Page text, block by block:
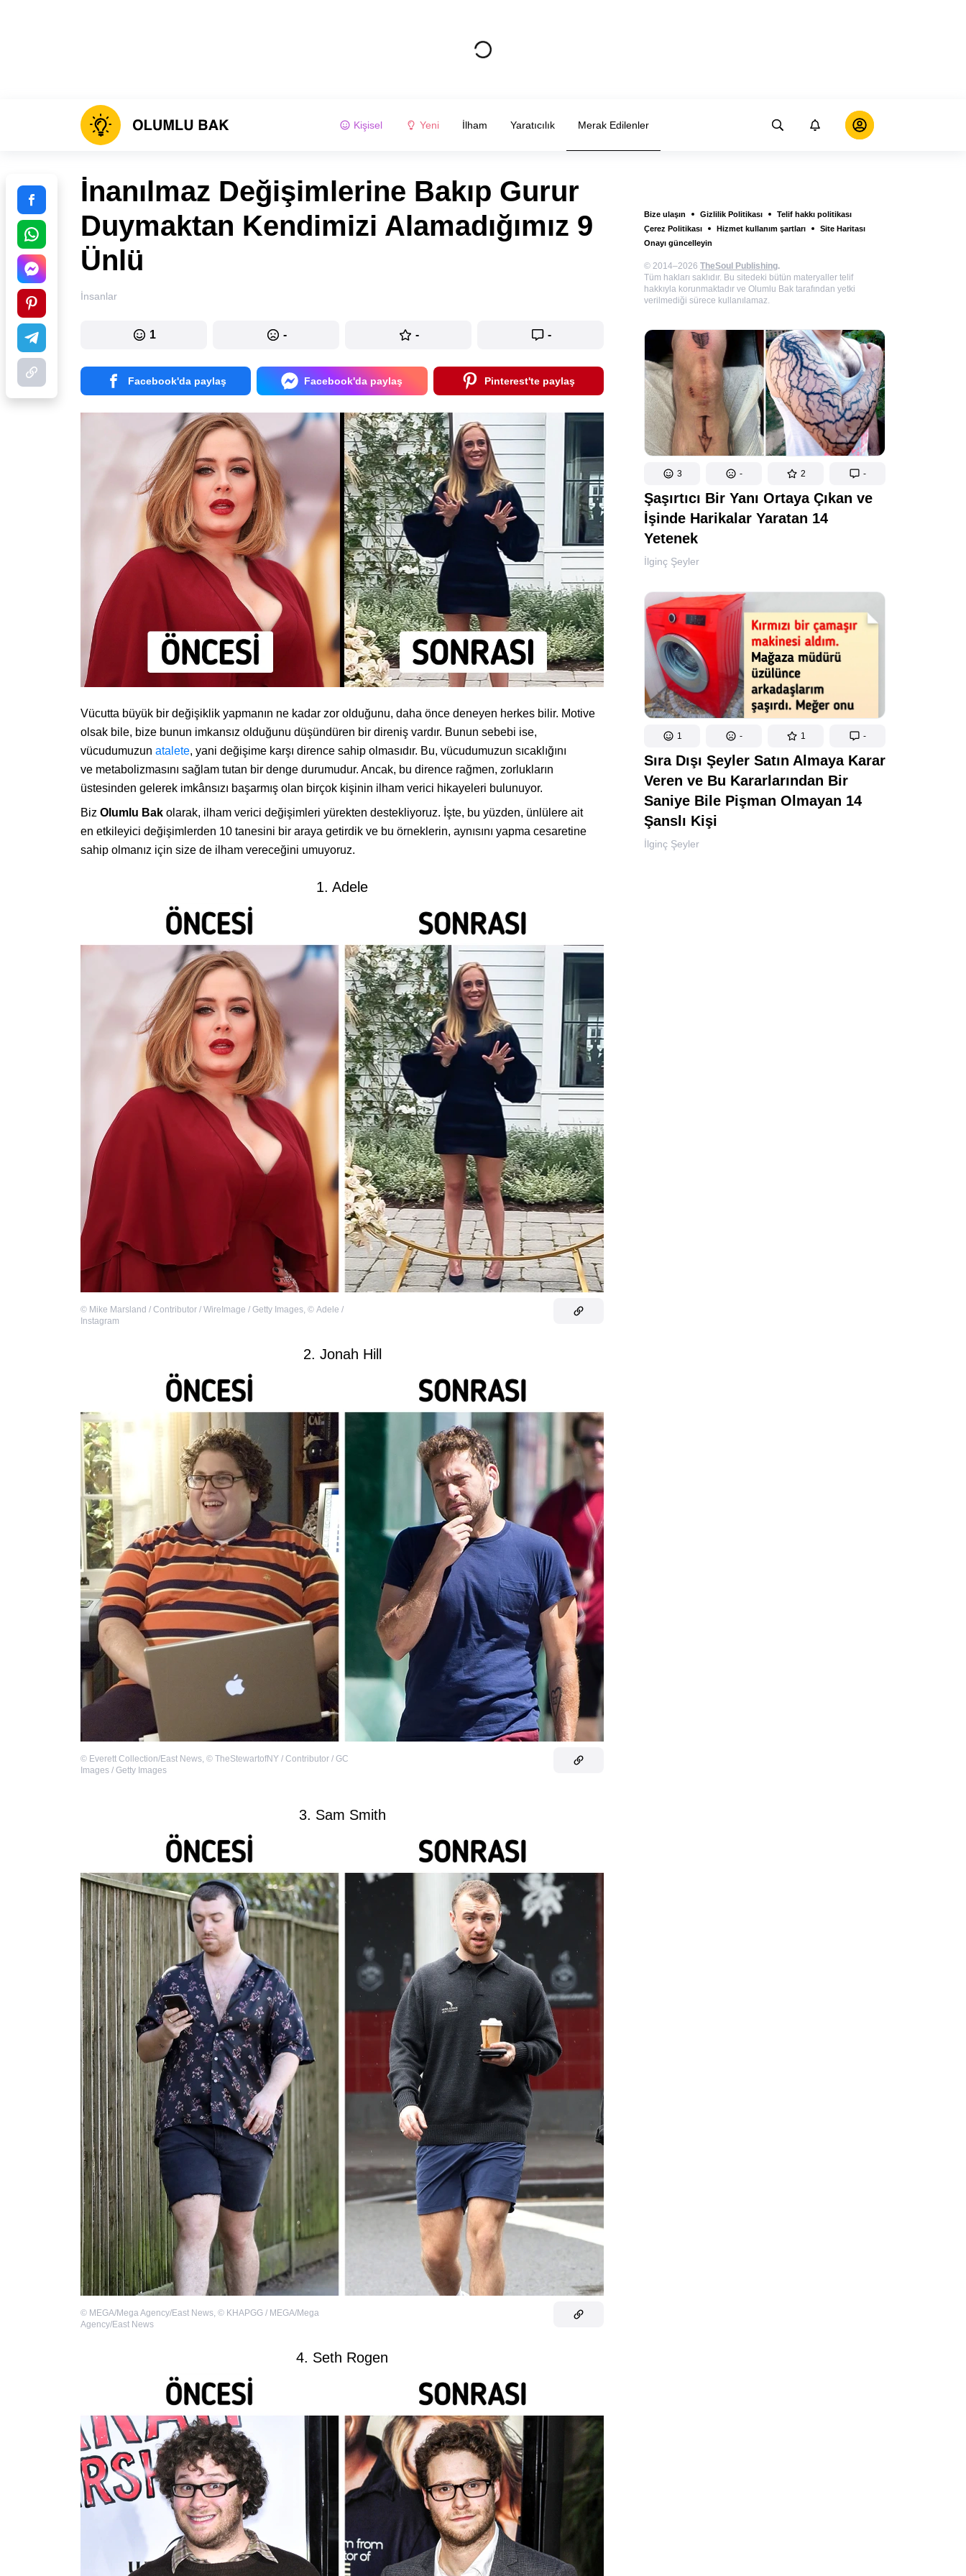
Kişisel Yeni İlham Yaratıcılık Merak Edilenler
Bize ulaşın Gizlilik Politikası
Telif hakkı politikası
Çerez Politikası
Hizmet kullanım şartları
Site Haritası
Onayı güncelleyin
© 2014–2026 TheSoul Publishing.
Tüm hakları saklıdır. Bu sitedeki bütün materyaller telif
hakkıyla korunmaktadır ve Olumlu Bak tarafından yetki
verilmediği sürece kullanılamaz.
3 - 2 -
Şaşırtıcı Bir Yanı Ortaya Çıkan ve
İşinde Harikalar Yaratan 14
Yetenek
İlginç Şeyler
1 - 1 -
Sıra Dışı Şeyler Satın Almaya Karar
Veren ve Bu Kararlarından Bir
Saniye Bile Pişman Olmayan 14
Şanslı Kişi
İlginç Şeyler
İnanılmaz Değişimlerine Bakıp Gurur
Duymaktan Kendimizi Alamadığımız 9
Ünlü
İnsanlar
1 - - -
Facebook'da paylaş Facebook'da paylaş Pinterest'te paylaş
Vücutta büyük bir değişiklik yapmanın ne kadar zor olduğunu, daha önce deneyen herkes bilir. Motive
olsak bile, bize bunun imkansız olduğunu düşündüren bir direniş vardır. Bunun sebebi ise,
vücudumuzun atalete, yani değişime karşı dirence sahip olmasıdır. Bu, vücudumuzun sıcaklığını
ve metabolizmasını sağlam tutan bir denge durumudur. Ancak, bu dirence rağmen, zorlukların
üstesinden gelerek imkânsızı başarmış olan birçok kişinin ilham verici hikayeleri bulunuyor.
Biz Olumlu Bak olarak, ilham verici değişimleri yürekten destekliyoruz. İşte, bu yüzden, ünlülere ait
en etkileyici değişimlerden 10 tanesini bir araya getirdik ve bu örneklerin, aynısını yapma cesaretine
sahip olmanız için size de ilham vereceğini umuyoruz.
1. Adele
© Mike Marsland / Contributor / WireImage / Getty Images, © Adele /
Instagram
2. Jonah Hill
© Everett Collection/East News, © TheStewartofNY / Contributor / GC
Images / Getty Images
3. Sam Smith
© MEGA/Mega Agency/East News, © KHAPGG / MEGA/Mega
Agency/East News
4. Seth Rogen